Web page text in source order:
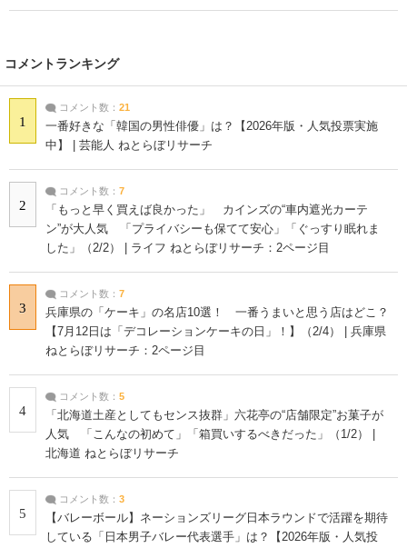
コメントランキング
1
コメント数： 21
一番好きな「韓国の男性俳優」は？【2026年版・人気投票実施
中】 | 芸能人 ねとらぼリサーチ
2
コメント数： 7
「もっと早く買えば良かった」 カインズの“車内遮光カーテ
ン”が大人気 「プライバシーも保てて安心」「ぐっすり眠れま
した」（2/2） | ライフ ねとらぼリサーチ：2ページ目
3
コメント数： 7
兵庫県の「ケーキ」の名店10選！ 一番うまいと思う店はどこ？
【7月12日は「デコレーションケーキの日」！】（2/4） | 兵庫県
ねとらぼリサーチ：2ページ目
4
コメント数： 5
「北海道土産としてもセンス抜群」六花亭の“店舗限定”お菓子が
人気 「こんなの初めて」「箱買いするべきだった」（1/2） |
北海道 ねとらぼリサーチ
5
コメント数： 3
【バレーボール】ネーションズリーグ日本ラウンドで活躍を期待
している「日本男子バレー代表選手」は？【2026年版・人気投